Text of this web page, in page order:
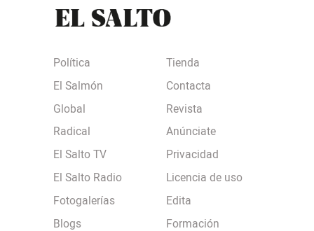
Política
El Salmón
Global
Radical
El Salto TV
El Salto Radio
Fotogalerías
Blogs
Tienda
Contacta
Revista
Anúnciate
Privacidad
Licencia de uso
Edita
Formación